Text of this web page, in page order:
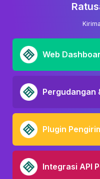
Web
Pergudangan
Plugin
Integrasi API